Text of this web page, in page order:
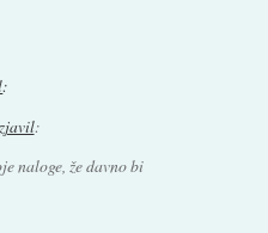
:
:
naloge, že davno bi